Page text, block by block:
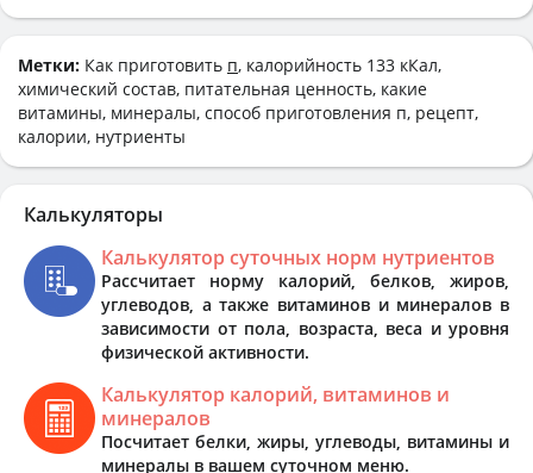
Метки: Как приготовить п, калорийность 133 кКал,
химический состав, питательная ценность, какие
витамины, минералы, способ приготовления п, рецепт,
калории, нутриенты
Калькуляторы
Калькулятор суточных норм нутриентов
Рассчитает норму калорий, белков, жиров,
углеводов, а также витаминов и минералов в
зависимости от пола, возраста, веса и уровня
физической активности.
Калькулятор калорий, витаминов и
минералов
Посчитает белки, жиры, углеводы, витамины и
минералы в вашем суточном меню.